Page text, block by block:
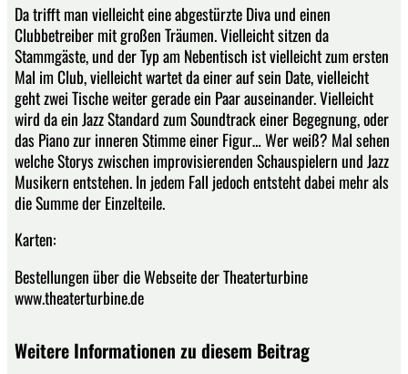
Da trifft man vielleicht eine abgestürzte Diva und einen
Clubbetreiber mit großen Träumen. Vielleicht sitzen da
Stammgäste, und der Typ am Nebentisch ist vielleicht zum ersten
Mal im Club, vielleicht wartet da einer auf sein Date, vielleicht
geht zwei Tische weiter gerade ein Paar auseinander. Vielleicht
wird da ein Jazz Standard zum Soundtrack einer Begegnung, oder
das Piano zur inneren Stimme einer Figur… Wer weiß? Mal sehen
welche Storys zwischen improvisierenden Schauspielern und Jazz
Musikern entstehen. In jedem Fall jedoch entsteht dabei mehr als
die Summe der Einzelteile.
Karten:
Bestellungen über die Webseite der Theaterturbine
www.theaterturbine.de
Weitere Informationen zu diesem Beitrag